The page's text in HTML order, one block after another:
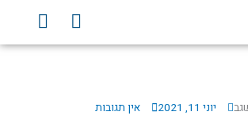
F
a
c
Y
o
u
יוני 11, 2021 אין תגובות